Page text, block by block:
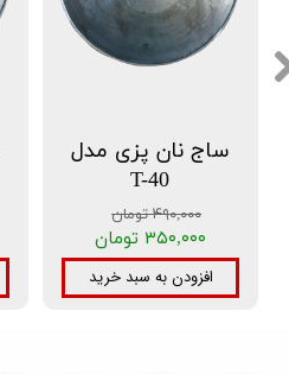
ساج نان پزی مدل
T-40
۴۹۰,۰۰۰ تومان
۳۵۰,۰۰۰ تومان
افزودن به سبد خرید